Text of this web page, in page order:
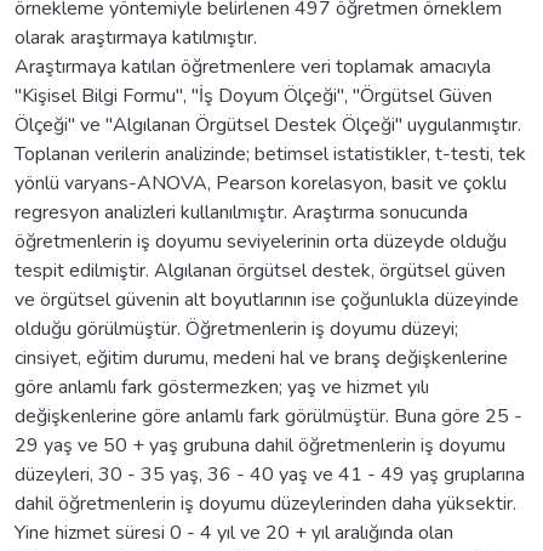
örnekleme yöntemiyle belirlenen 497 öğretmen örneklem
olarak araştırmaya katılmıştır.
Araştırmaya katılan öğretmenlere veri toplamak amacıyla
"Kişisel Bilgi Formu", "İş Doyum Ölçeği", "Örgütsel Güven
Ölçeği" ve "Algılanan Örgütsel Destek Ölçeği" uygulanmıştır.
Toplanan verilerin analizinde; betimsel istatistikler, t-testi, tek
yönlü varyans-ANOVA, Pearson korelasyon, basit ve çoklu
regresyon analizleri kullanılmıştır. Araştırma sonucunda
öğretmenlerin iş doyumu seviyelerinin orta düzeyde olduğu
tespit edilmiştir. Algılanan örgütsel destek, örgütsel güven
ve örgütsel güvenin alt boyutlarının ise çoğunlukla düzeyinde
olduğu görülmüştür. Öğretmenlerin iş doyumu düzeyi;
cinsiyet, eğitim durumu, medeni hal ve branş değişkenlerine
göre anlamlı fark göstermezken; yaş ve hizmet yılı
değişkenlerine göre anlamlı fark görülmüştür. Buna göre 25 -
29 yaş ve 50 + yaş grubuna dahil öğretmenlerin iş doyumu
düzeyleri, 30 - 35 yaş, 36 - 40 yaş ve 41 - 49 yaş gruplarına
dahil öğretmenlerin iş doyumu düzeylerinden daha yüksektir.
Yine hizmet süresi 0 - 4 yıl ve 20 + yıl aralığında olan